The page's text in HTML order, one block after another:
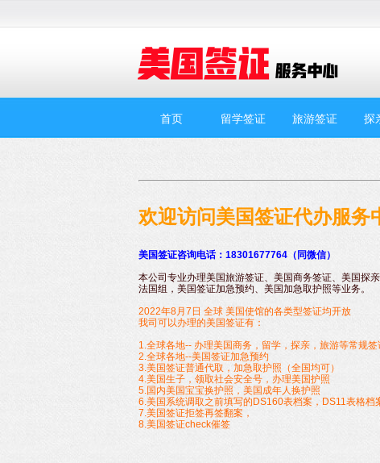
首页 留学签证 旅游签证 探
欢迎访问美国签证代办服务
美国签证咨询电话：18301677764（同微信）
本公司专业办理美国旅游签证、美国商务签证、美国探
法国组，美国签证加急预约、美国加急取护照等业务。
2022年8月7日 全球 美国使馆的各类型签证均开放
我司可以办理的美国签证有：
1.全球各地-- 办理美国商务，留学，探亲，旅游等常规签
2.全球各地--美国签证加急预约
3.美国签证普通代取，加急取护照（全国均可）
4.美国生子，领取社会安全号，办理美国护照
5.国内美国宝宝换护照，美国成年人换护照
6.美国系统调取之前填写的DS160表档案，DS11表格档
7.美国签证拒签再签翻案，
8.美国签证check催签